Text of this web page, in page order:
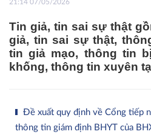
21:14 07/05/2026
Tin giả, tin sai sự thật
giả, tin sai sự thật,
tin giả mạo, thông tin
khống, thông tin xuyên
Đề xuất quy định về Cổng tiếp
thông tin giám định BHYT của